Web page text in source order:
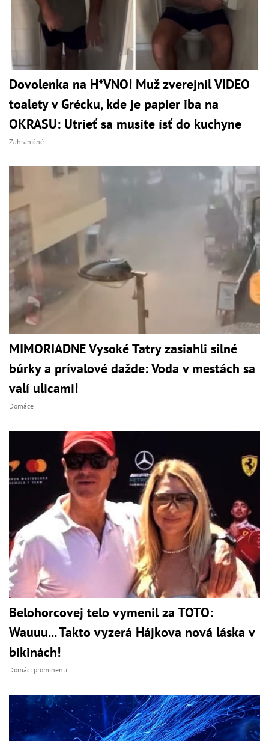
Dovolenka na H*VNO! Muž zverejnil VIDEO
toalety v Grécku, kde je papier iba na
OKRASU: Utrieť sa musíte ísť do kuchyne
Zahraničné
MIMORIADNE Vysoké Tatry zasiahli silné
búrky a prívalové dažde: Voda v mestách sa
valí ulicami!
Domáce
Belohorcovej telo vymenil za TOTO:
Wauuu... Takto vyzerá Hájkova nová láska v
bikinách!
Domáci prominenti